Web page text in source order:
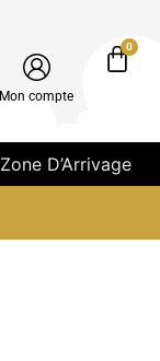
Mon compte
0
Zone D’Arrivage